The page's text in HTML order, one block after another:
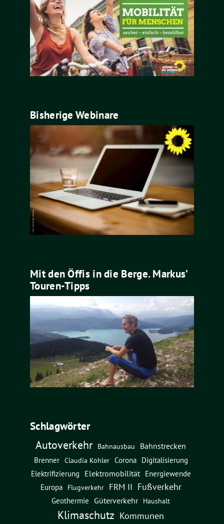
Bisherige Webinare
Mit den Öffis in die Berge. Markus’
Touren-Tipps
Schlagwörter
Autoverkehr Bahnausbau
Bahnstrecken
Brenner Claudia Köhler Corona
Digitalisierung
Elektrifizierung
Elektromobilität Energiewende
Europa Flugverkehr FRM II Fußverkehr
Geothermie Güterverkehr Haushalt
Klimaschutz Kommunen